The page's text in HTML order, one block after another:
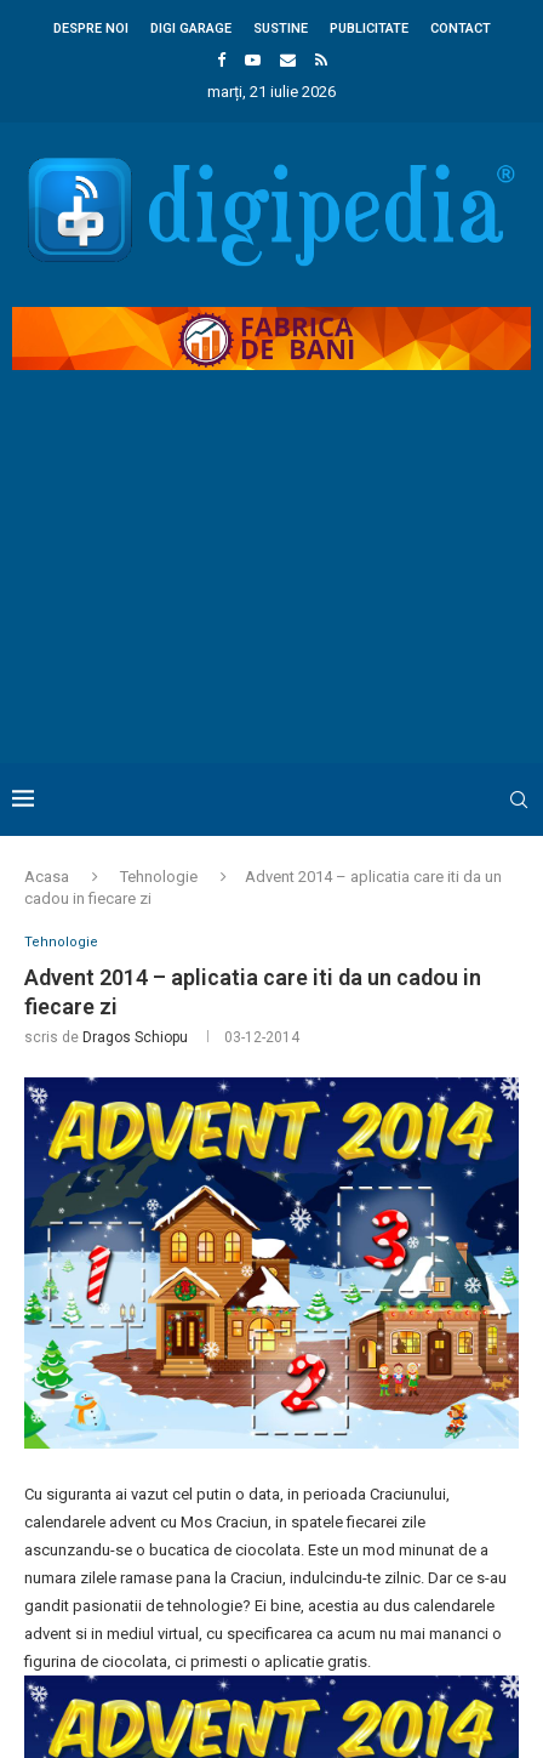
DESPRE NOI DIGI GARAGE SUSTINE PUBLICITATE CONTACT
marți, 21 iulie 2026
Acasa Tehnologie
Advent 2014 – aplicatia care iti da un
cadou in fiecare zi
Tehnologie
Advent 2014 – aplicatia care iti da un cadou in
fiecare zi
scris de Dragos Schiopu 03-12-2014
Cu siguranta ai vazut cel putin o data, in perioada Craciunului,
calendarele advent cu Mos Craciun, in spatele fiecarei zile
ascunzandu-se o bucatica de ciocolata. Este un mod minunat de a
numara zilele ramase pana la Craciun, indulcindu-te zilnic. Dar ce s-au
gandit pasionatii de tehnologie? Ei bine, acestia au dus calendarele
advent si in mediul virtual, cu specificarea ca acum nu mai mananci o
figurina de ciocolata, ci primesti o aplicatie gratis.